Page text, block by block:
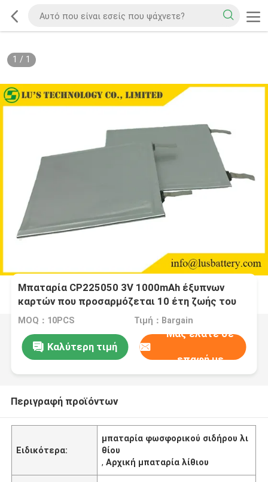
1 / 1
Μπαταρία CP225050 3V 1000mAh έξυπνων
καρτών που προσαρμόζεται 10 έτη ζωής του
προϊόντος στο ράφι
MOQ：10PCS Τιμή：Bargain
Καλύτερη τιμή
Μας ελάτε σε
επαφή με
Περιγραφή προϊόντων
Ειδικότερα:
μπαταρία φωσφορικού σιδήρου λι
θίου
,Αρχική μπαταρία λίθιου